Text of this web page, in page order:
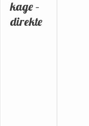
kage –
direkte